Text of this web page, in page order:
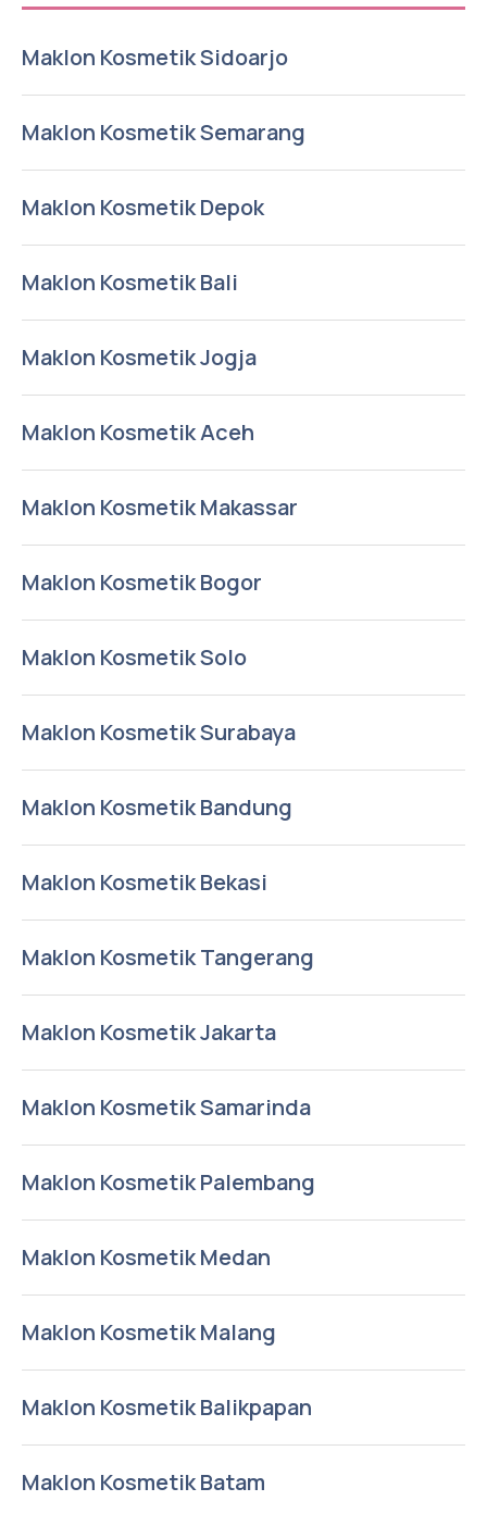
Maklon Kosmetik Sidoarjo
Maklon Kosmetik Semarang
Maklon Kosmetik Depok
Maklon Kosmetik Bali
Maklon Kosmetik Jogja
Maklon Kosmetik Aceh
Maklon Kosmetik Makassar
Maklon Kosmetik Bogor
Maklon Kosmetik Solo
Maklon Kosmetik Surabaya
Maklon Kosmetik Bandung
Maklon Kosmetik Bekasi
Maklon Kosmetik Tangerang
Maklon Kosmetik Jakarta
Maklon Kosmetik Samarinda
Maklon Kosmetik Palembang
Maklon Kosmetik Medan
Maklon Kosmetik Malang
Maklon Kosmetik Balikpapan
Maklon Kosmetik Batam